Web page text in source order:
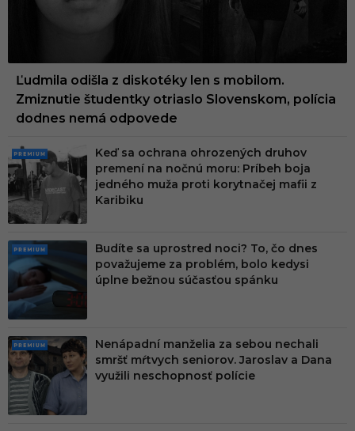
Ľudmila odišla z diskotéky len s mobilom.
Zmiznutie študentky otriaslo Slovenskom, polícia
dodnes nemá odpovede
PRE
MIU
M
Keď sa ochrana ohrozených druhov
premení na nočnú moru: Príbeh boja
jedného muža proti korytnačej mafii z
Karibiku
PRE
MIU
M
Budíte sa uprostred noci? To, čo dnes
považujeme za problém, bolo kedysi
úplne bežnou súčasťou spánku
PRE
MIU
M
Nenápadní manželia za sebou nechali
smršť mŕtvych seniorov. Jaroslav a Dana
využili neschopnosť polície